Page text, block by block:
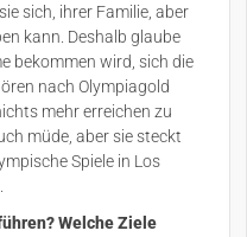
sich, ihrer Familie, aber
kann. Deshalb glaube
bekommen wird, sich die
nach Olympiagold
mehr erreichen zu
müde, aber sie steckt
Spiele in Los
Welche Ziele